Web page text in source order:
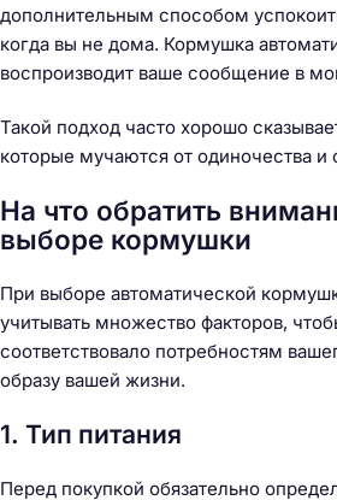
дополнительным способом
когда вы не дома. Кормушка
воспроизводит ваше сообщение в
Такой подход часто хорошо
которые мучаются от одиночества и
На что обратить
выборе кормушки
При выборе автоматической
учитывать множество факторов,
соответствовало потребностям
образу вашей жизни.
1. Тип питания
Перед покупкой обязательно